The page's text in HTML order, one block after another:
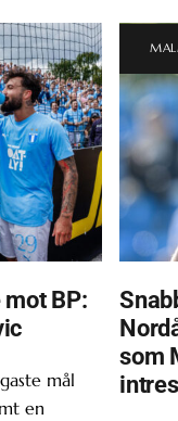
BP:
mål
en
som